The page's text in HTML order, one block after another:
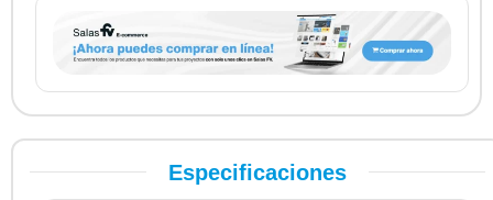
Especificaciones